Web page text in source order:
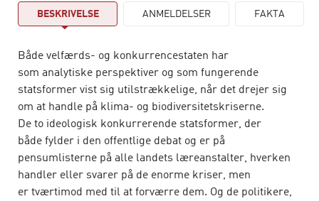
BESKRIVELSE ANMELDELSER FAKTA
Både velfærds- og konkurrencestaten har
som analytiske perspektiver og som fungerende
statsformer vist sig utilstrækkelige, når det drejer sig
om at handle på klima- og biodiversitetskriserne.
De to ideologisk konkurrerende statsformer, der
både fylder i den offentlige debat og er på
pensumlisterne på alle landets læreanstalter, hverken
handler eller svarer på de enorme kriser, men
er tværtimod med til at forværre dem. Og de politikere,